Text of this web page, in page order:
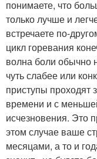
понимаете, что
только лучше и
встречаете по-
цикл горевания
волна боли обычно
чуть слабее или
приступы проходят
времени и с
исчезновения. Это
этом случае ваше
месяцами, а то и